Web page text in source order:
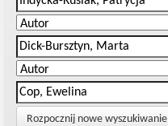
Rozpocznij nowe wyszukiwanie